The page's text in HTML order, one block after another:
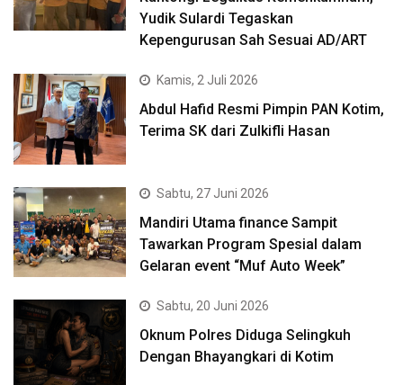
Yudik Sulardi Tegaskan
Kepengurusan Sah Sesuai AD/ART
Kamis, 2 Juli 2026
Abdul Hafid Resmi Pimpin PAN Kotim,
Terima SK dari Zulkifli Hasan
Sabtu, 27 Juni 2026
Mandiri Utama finance Sampit
Tawarkan Program Spesial dalam
Gelaran event “Muf Auto Week”
Sabtu, 20 Juni 2026
Oknum Polres Diduga Selingkuh
Dengan Bhayangkari di Kotim